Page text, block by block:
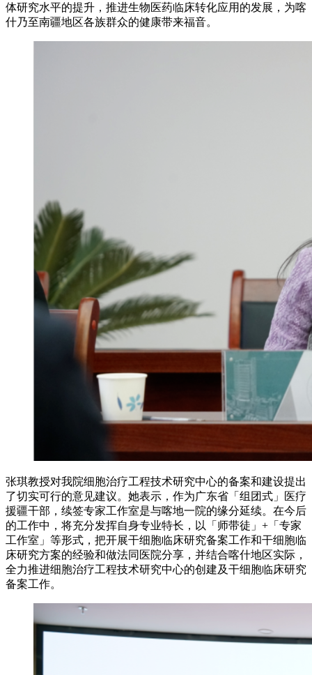
体研究水平的提升，推进生物医药临床转化应用的发展，为喀
什乃至南疆地区各族群众的健康带来福音。
张琪教授对我院细胞治疗工程技术研究中心的备案和建设提出
了切实可行的意见建议。她表示，作为广东省「组团式」医疗
援疆干部，续签专家工作室是与喀地一院的缘分延续。在今后
的工作中，将充分发挥自身专业特长，以「师带徒」+「专家
工作室」等形式，把开展干细胞临床研究备案工作和干细胞临
床研究方案的经验和做法同医院分享，并结合喀什地区实际，
全力推进细胞治疗工程技术研究中心的创建及干细胞临床研究
备案工作。